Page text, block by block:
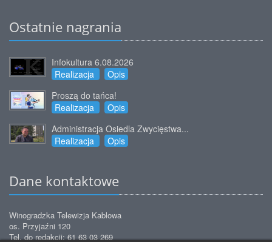
Ostatnie nagrania
Infokultura 6.08.2026
Realizacja
Opis
Proszą do tańca!
Realizacja
Opis
Administracja Osiedla Zwycięstwa...
Realizacja
Opis
Dane kontaktowe
Winogradzka Telewizja Kablowa
os. Przyjaźni 120
Tel. do redakcji: 61 63 03 269